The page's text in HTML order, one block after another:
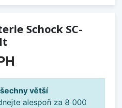
Schock SC-
větší
alespoň za 8 000